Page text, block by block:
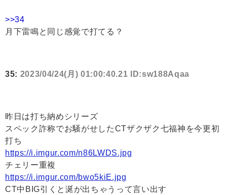
>>34
月下雷鳴と同じ感覚で打てる？
35: 2023/04/24(月) 01:00:40.21 ID:sw188Aqaa
昨日は打ち納めシリーズ
スペック詐称でお騒がせしたCTザクザク七福神を今更初
打ち
https://i.imgur.com/n86LWDS.jpg
チェリー重複
https://i.imgur.com/bwo5kiE.jpg
CT中BIG引くと涎が出ちゃうって言い出す